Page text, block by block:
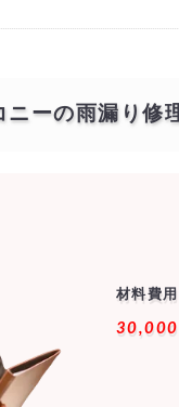
雨漏り修理を激安・
安くベランダの雨漏り修理を
ニーの雨漏り修
材料費